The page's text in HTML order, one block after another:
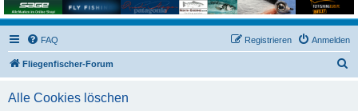
FAQ Anmelden
Registrieren
Fliegenfischer-Forum
Alle Cookies löschen